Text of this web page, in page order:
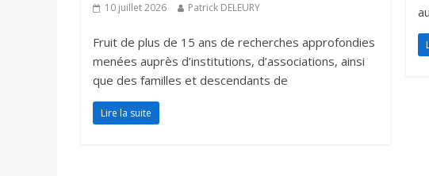
10 juillet 2026 Patrick DELEURY
Fruit de plus de 15 ans de recherches approfondies
menées auprès d’institutions, d’associations, ainsi
que des familles et descendants de
Lire la suite